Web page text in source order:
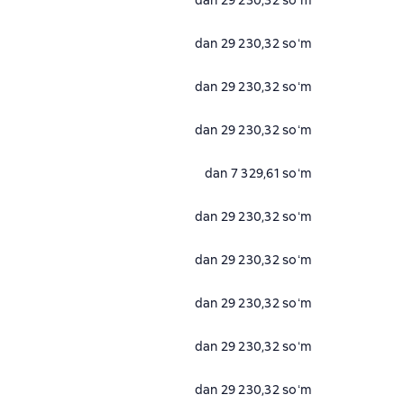
dan 29 230,32 soʻm
dan 29 230,32 soʻm
dan 29 230,32 soʻm
dan 7 329,61 soʻm
dan 29 230,32 soʻm
dan 29 230,32 soʻm
dan 29 230,32 soʻm
dan 29 230,32 soʻm
dan 29 230,32 soʻm